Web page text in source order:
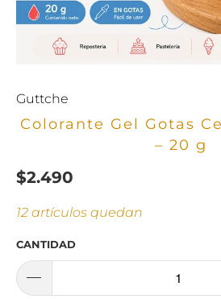
Guttche
Colorante Gel Gotas
– 20 g
$2.490
12 artículos quedan
CANTIDAD